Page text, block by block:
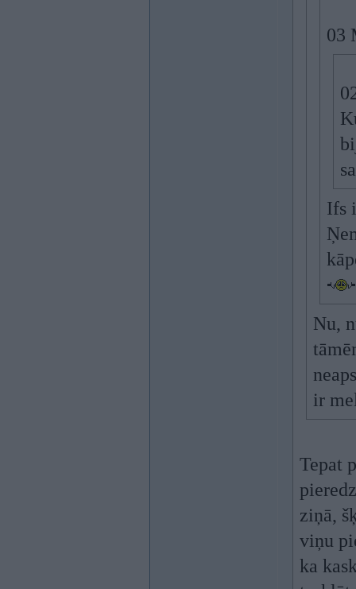
03
Ifs
Nu,
ir
Tepat
ziņā,
viņu
ka